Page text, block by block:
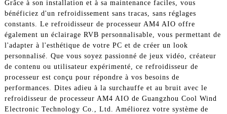
Grâce à son installation et à sa maintenance faciles, vous
bénéficiez d'un refroidissement sans tracas, sans réglages
constants. Le refroidisseur de processeur AM4 AIO offre
également un éclairage RVB personnalisable, vous permettant de
l'adapter à l'esthétique de votre PC et de créer un look
personnalisé. Que vous soyez passionné de jeux vidéo, créateur
de contenu ou utilisateur expérimenté, ce refroidisseur de
processeur est conçu pour répondre à vos besoins de
performances. Dites adieu à la surchauffe et au bruit avec le
refroidisseur de processeur AM4 AIO de Guangzhou Cool Wind
Electronic Technology Co., Ltd. Améliorez votre système de